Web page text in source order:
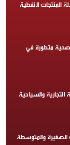
المنتجات النفطية
متطورة في
والسياحية
والمتوسطة